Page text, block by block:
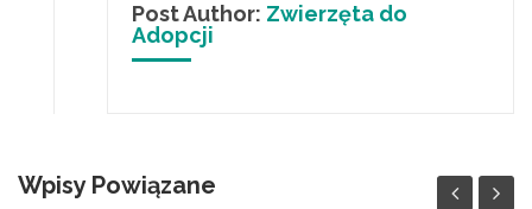
Post Author: Zwierzęta do
Adopcji
Wpisy Powiązane